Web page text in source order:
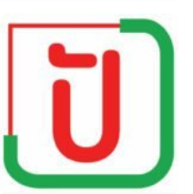
Popular